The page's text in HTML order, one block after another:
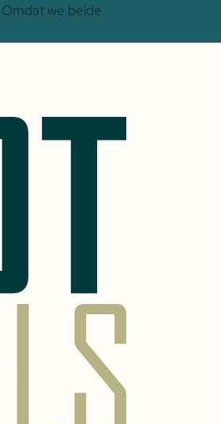
we beide